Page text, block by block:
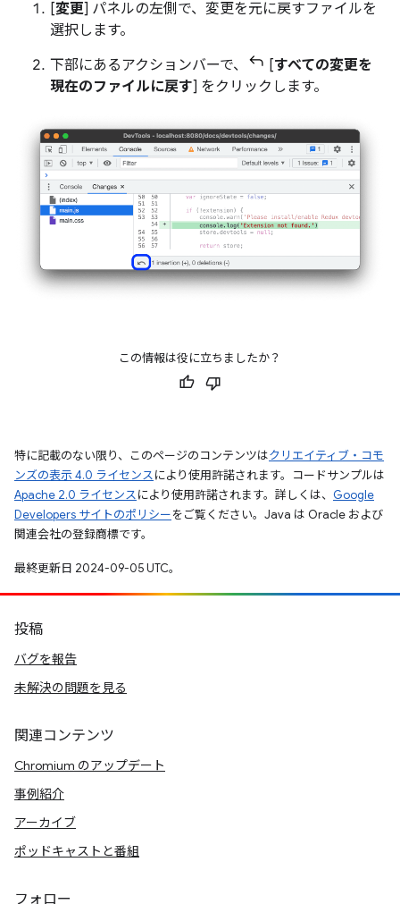
[変更] パネルの左側で、変更を元に戻すファイルを
選択します。
下部にあるアクションバーで、
[すべての変更を
現在のファイルに戻す] をクリックします。
この情報は役に立ちましたか？
特に記載のない限り、このページのコンテンツはクリエイティブ・コモ
ンズの表示 4.0 ライセンスにより使用許諾されます。コードサンプルは
Apache 2.0 ライセンスにより使用許諾されます。詳しくは、 Google
Developers サイトのポリシーをご覧ください。Java は Oracle および
関連会社の登録商標です。
最終更新日 2024-09-05 UTC。
投稿
バグを報告
未解決の問題を見る
関連コンテンツ
Chromium のアップデート
事例紹介
アーカイブ
ポッドキャストと番組
フォロー